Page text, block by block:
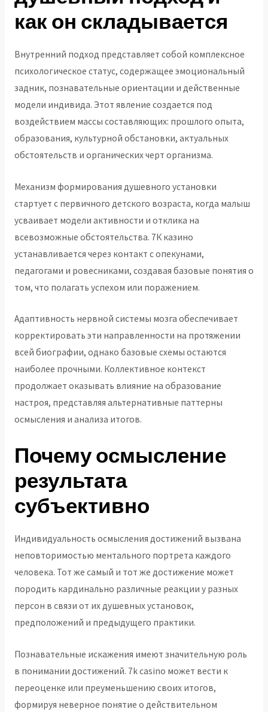
как он складывается
Внутренний подход представляет собой комплексное
психологическое статус, содержащее эмоциональный
задник, познавательные ориентации и действенные
модели индивида. Этот явление создается под
воздействием массы составляющих: прошлого опыта,
образования, культурной обстановки, актуальных
обстоятельств и органических черт организма.
Механизм формирования душевного установки
стартует с первичного детского возраста, когда малыш
усваивает модели активности и отклика на
всевозможные обстоятельства. 7К казино
устанавливается через контакт с опекунами,
педагогами и ровесниками, создавая базовые понятия о
том, что полагать успехом или поражением.
Адаптивность нервной системы мозга обеспечивает
корректировать эти направленности на протяжении
всей биографии, однако базовые схемы остаются
наиболее прочными. Коллективное контекст
продолжает оказывать влияние на образование
настроя, представляя альтернативные паттерны
осмысления и анализа итогов.
Почему осмысление
результата
субъективно
Индивидуальность осмысления достижений вызвана
неповторимостью ментального портрета каждого
человека. Тот же самый и тот же достижение может
породить кардинально различные реакции у разных
персон в связи от их душевных установок,
предположений и предыдущего практики.
Познавательные искажения имеют значительную роль
в понимании достижений. 7k casino может вести к
переоценке или преуменьшению своих итогов,
формируя неверное понятие о действительном